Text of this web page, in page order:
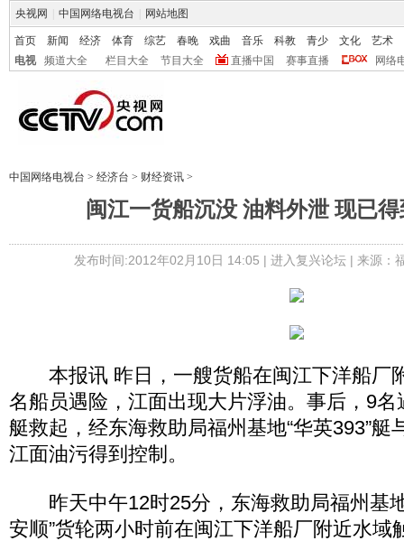
央视网 中国网络电视台 网站地图
首页 新闻 经济 体育 综艺 春晚 戏曲 音乐 科教 青少 文化
艺术
电视
频道大全 栏目大全 节目大全 直播中国 赛事直播 网络
中国网络电视台 > 经济台 > 财经资讯 >
闽江一货船沉没 油料外泄 现已
发布时间:2012年02月10日 14:05 | 进入复兴论坛| 来源：
本报讯 昨日，一艘货船在闽江下洋船厂
名船员遇险，江面出现大片浮油。事后，9
艇救起，经东海救助局福州基地“华英393”艇
江面油污得到控制。
昨天中午12时25分，东海救助局福州基
安顺”货轮两小时前在闽江下洋船厂附近水域